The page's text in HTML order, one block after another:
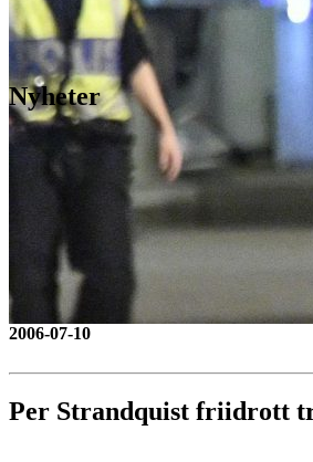
Nyheter
2006-07-10
Per Strandquist friidrott